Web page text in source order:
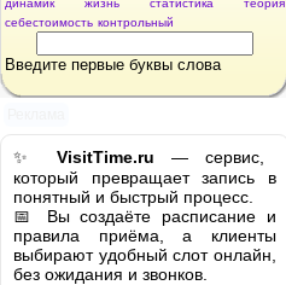
динамик
жизнь cтатистика
теория
себестоимость контрольный
Введите первые буквы слова
✨ VisitTime.ru — сервис,
который превращает запись в
понятный и быстрый процесс.
📅 Вы создаёте расписание и
правила приёма, а клиенты
выбирают удобный слот онлайн,
без ожидания и звонков.